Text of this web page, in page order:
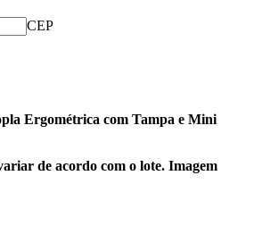
CEP
Ergométrica com Tampa e Mini
de acordo com o lote. Imagem